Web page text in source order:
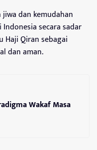
jiwa dan kemudahan
secara sadar
Haji Qiran sebagai
dan aman.
Wakaf Masa